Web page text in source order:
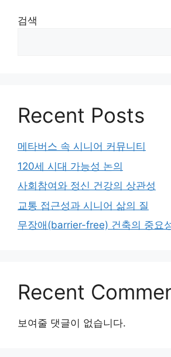
검색
Recent Posts
메타버스 속 시니어 커뮤니티
120세 시대 가능성 논의
사회참여와 정신 건강의 상관성
교통 접근성과 시니어 삶의 질
무장애(barrier-free) 건축의 중요
Recent
보여줄 댓글이 없습니다.